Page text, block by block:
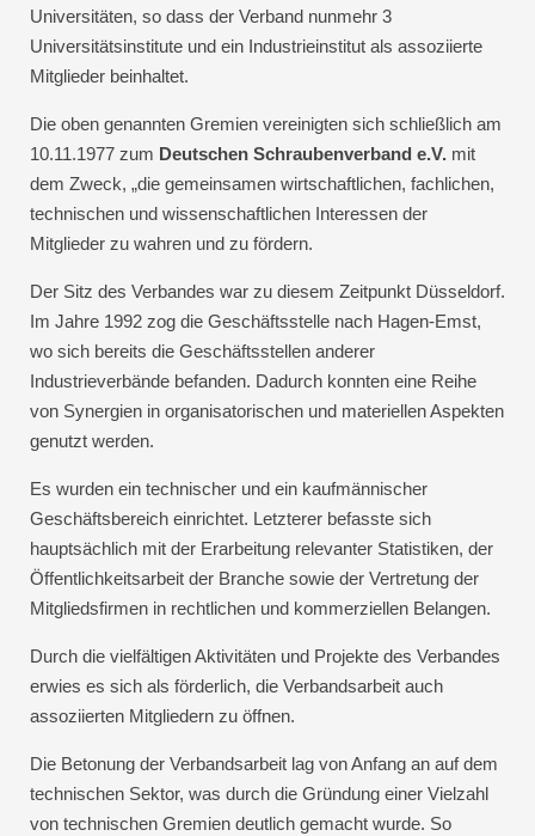
Universitäten, so dass der Verband nunmehr 3
Universitätsinstitute und ein Industrieinstitut als assoziierte
Mitglieder beinhaltet.
Die oben genannten Gremien vereinigten sich schließlich am
10.11.1977 zum Deutschen Schraubenverband e.V. mit
dem Zweck, „die gemeinsamen wirtschaftlichen, fachlichen,
technischen und wissenschaftlichen Interessen der
Mitglieder zu wahren und zu fördern.
Der Sitz des Verbandes war zu diesem Zeitpunkt Düsseldorf.
Im Jahre 1992 zog die Geschäftsstelle nach Hagen-Emst,
wo sich bereits die Geschäftsstellen anderer
Industrieverbände befanden. Dadurch konnten eine Reihe
von Synergien in organisatorischen und materiellen Aspekten
genutzt werden.
Es wurden ein technischer und ein kaufmännischer
Geschäftsbereich einrichtet. Letzterer befasste sich
hauptsächlich mit der Erarbeitung relevanter Statistiken, der
Öffentlichkeitsarbeit der Branche sowie der Vertretung der
Mitgliedsfirmen in rechtlichen und kommerziellen Belangen.
Durch die vielfältigen Aktivitäten und Projekte des Verbandes
erwies es sich als förderlich, die Verbandsarbeit auch
assoziierten Mitgliedern zu öffnen.
Die Betonung der Verbandsarbeit lag von Anfang an auf dem
technischen Sektor, was durch die Gründung einer Vielzahl
von technischen Gremien deutlich gemacht wurde. So